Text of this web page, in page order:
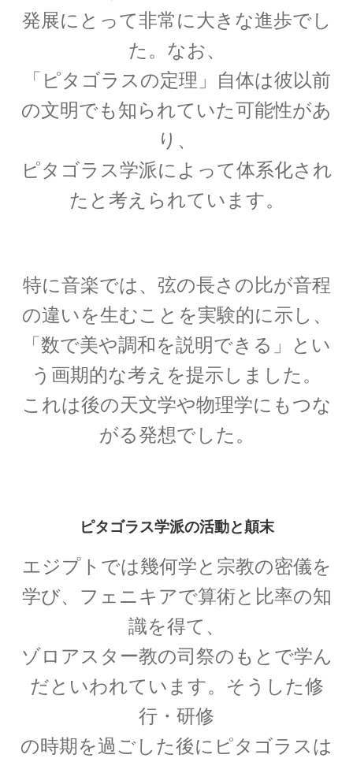
P・V・ミュッセンブルーク
【ライデン瓶を発明し静電気の基礎を確立】
P・ショーァ
【Peter Williston Shor, 1959/8/14-量子暗号を揺る
R・J・E・クラウジウス
【熱力学の第一法則を定めエントロピーを定義
｜エントロピー】
R・P・ファインマン
S・ナート・ボース
【インド独自の理解体系で学びボーズ粒子を定
式化】
W・C・レントゲン
【第一回のノーベル賞受賞者・電子の蛍光現象
を実用化】
発展にとって非常に大きな進歩でし
た。なお、
「ピタゴラスの定理」自体は彼以前
の文明でも知られていた可能性があ
り、
ピタゴラス学派によって体系化され
たと考えられています。
特に音楽では、弦の長さの比が音程
の違いを生むことを実験的に示し、
「数で美や調和を説明できる」とい
う画期的な考えを提示しました。
これは後の天文学や物理学にもつな
がる発想でした。
ピタゴラス学派の活動と顛末
エジプトでは幾何学と宗教の密儀を
学び、フェニキアで算術と比率の知
識を得て、
ゾロアスター教の司祭のもとで学ん
だといわれています。そうした修
行・研修
の時期を過ごした後にピタゴラスは